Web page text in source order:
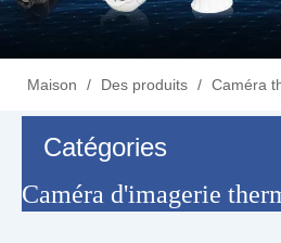
Maison / Des produits / Caméra
Catégories
Caméra d'imagerie